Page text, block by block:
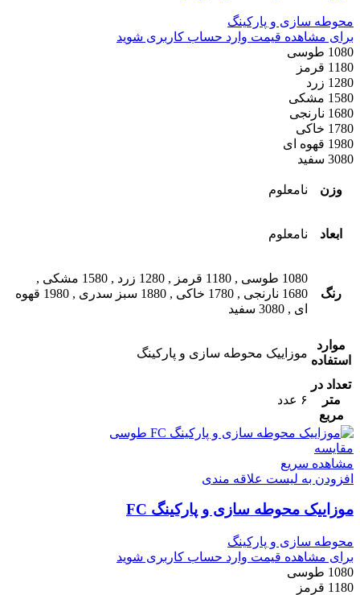
محوطه سازی و پارکینگ
برای مشاهده قیمت وارد حساب کاربری شوید
1080 طوسی
1180 قرمز
1280 زرد
1580 مشکی
1680 نارنجی
1780 خاکی
1980 قهوه ای
3080 سفید
وزن نامعلوم
ابعاد نامعلوم
رنگ
1080 طوسی , 1180 قرمز , 1280 زرد , 1580 مشکی
,
1680 نارنجی
, 1780 خاکی , 1880 سبز سدری ,
1980 قهوه
ای , 3080 سفید
موارد
استفاده
موزاییک محوطه سازی و پارکینگ
تعداد در
متر
مربع
۶ عدد
مقایسه
مشاهده سریع
افزودن به لیست علاقه مندی
موزاییک محوطه سازی و پارکینگ FC
محوطه سازی و پارکینگ
برای مشاهده قیمت وارد حساب کاربری شوید
1080 طوسی
1180 قرمز